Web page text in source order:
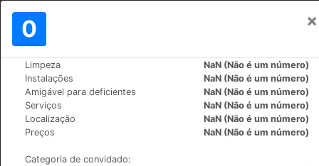
0 ×
Limpeza
NaN (Não é um número)
Instalações
NaN (Não é um número)
Amigável para deficientes
NaN (Não é um número)
Serviços
NaN (Não é um número)
Localização
NaN (Não é um número)
Preços
NaN (Não é um número)
Categoria de convidado:
Mundo>Turkey
Dere Suites Cappadocia
Dereler Mah. No:49, 50400